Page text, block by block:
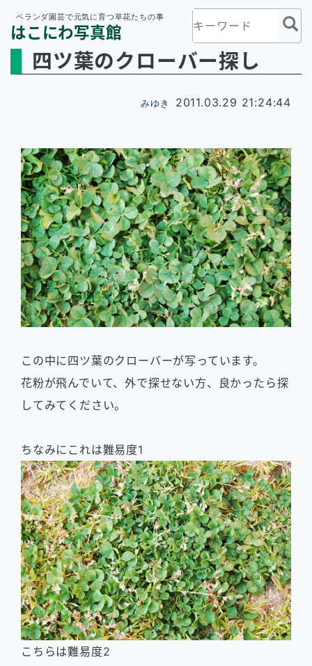
ベランダ園芸で元気に育つ草花たちの事
はこにわ写真館
四ツ葉のクローバー探し
みゆき 2011.03.29 21:24:44
この中に四ツ葉のクローバーが写っています。
花粉が飛んでいて、外で探せない方、良かったら探
してみてください。
ちなみにこれは難易度1
こちらは難易度2